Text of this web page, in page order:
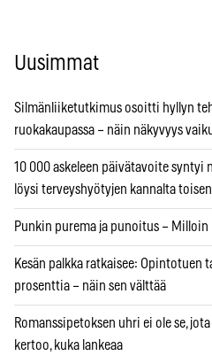
Uusimmat
Silmänliiketutkimus osoitti hyllyn
ruokakaupassa – näin näkyvyys
10 000 askeleen päivätavoite syntyi
löysi terveyshyötyjen kannalta
Punkin purema ja punoitus –
Kesän palkka ratkaisee: Opintotuen
prosenttia – näin sen välttää
Romanssipetoksen uhri ei ole se,
kertoo, kuka lankeaa